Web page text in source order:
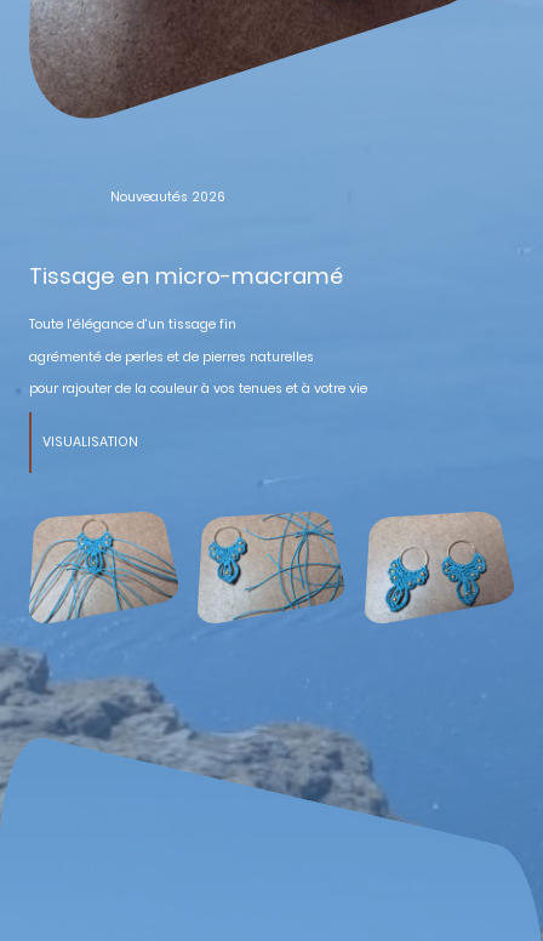
Nouveautés 2026
Tissage en micro-macramé
Toute l'élégance d'un tissage fin
agrémenté de perles et de pierres naturelles
pour rajouter de la couleur à vos tenues et à votre vie
VISUALISATION